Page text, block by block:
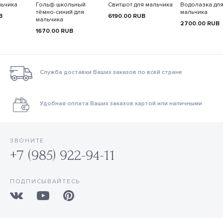
Гольф школьный
тёмно-синий для
мальчика
1670.00 RUB
Свитшот для мальчика
6190.00 RUB
Водолазка для
мальчика
2700.00 RUB
Служба доставки Ваших заказов по всей стране
Удобная оплата Ваших заказов картой или наличными
ЗВОНИТЕ
+7 (985) 922-94-11
ПОДПИСЫВАЙТЕСЬ